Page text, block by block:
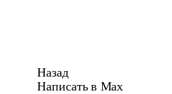
Назад
Написать в Max